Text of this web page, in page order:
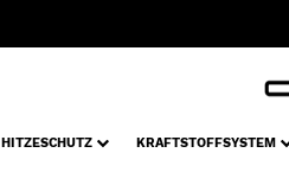
HITZESCHUTZ KRAFTSTOFFSYSTEM